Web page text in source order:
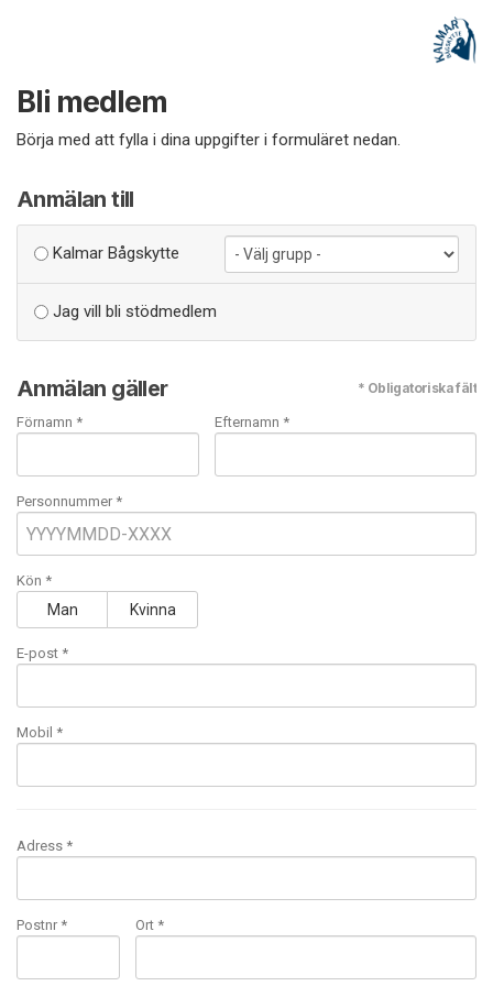
Bli medlem
Börja med att fylla i dina uppgifter i formuläret nedan.
Anmälan till
Kalmar Bågskytte
Jag vill bli stödmedlem
Anmälan gäller * Obligatoriska fält
Förnamn * Efternamn *
Personnummer *
Kön *
Man Kvinna
E-post *
Mobil *
Adress *
Postnr * Ort *